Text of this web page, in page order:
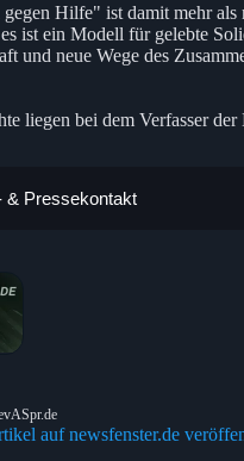
Hilfe" ist damit mehr als
ist ein Modell für gelebte
und neue Wege des
liegen bei dem Verfasser
& Pressekontakt
auf newsfenster.de